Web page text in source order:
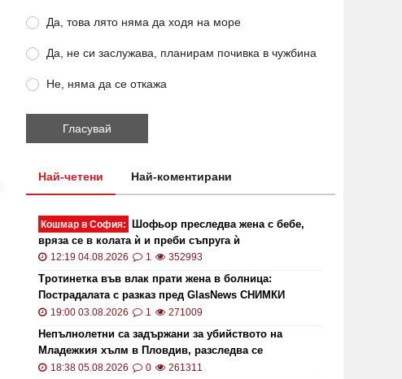
Да, това лято няма да ходя на море
Да, не си заслужава, планирам почивка в чужбина
Не, няма да се откажа
Най-четени Най-коментирани
Кошмар в София:
Шофьор преследва жена с бебе,
вряза се в колата ѝ и преби съпруга ѝ
12:19 04.08.2026 1 352993
Тротинетка във влак прати жена в болница:
Пострадалата с разказ пред GlasNews СНИМКИ
19:00 03.08.2026 1 271009
Непълнолетни са задържани за убийството на
Младежкия хълм в Пловдив, разследва се
хомофобски мотив
18:38 05.08.2026 0 261311